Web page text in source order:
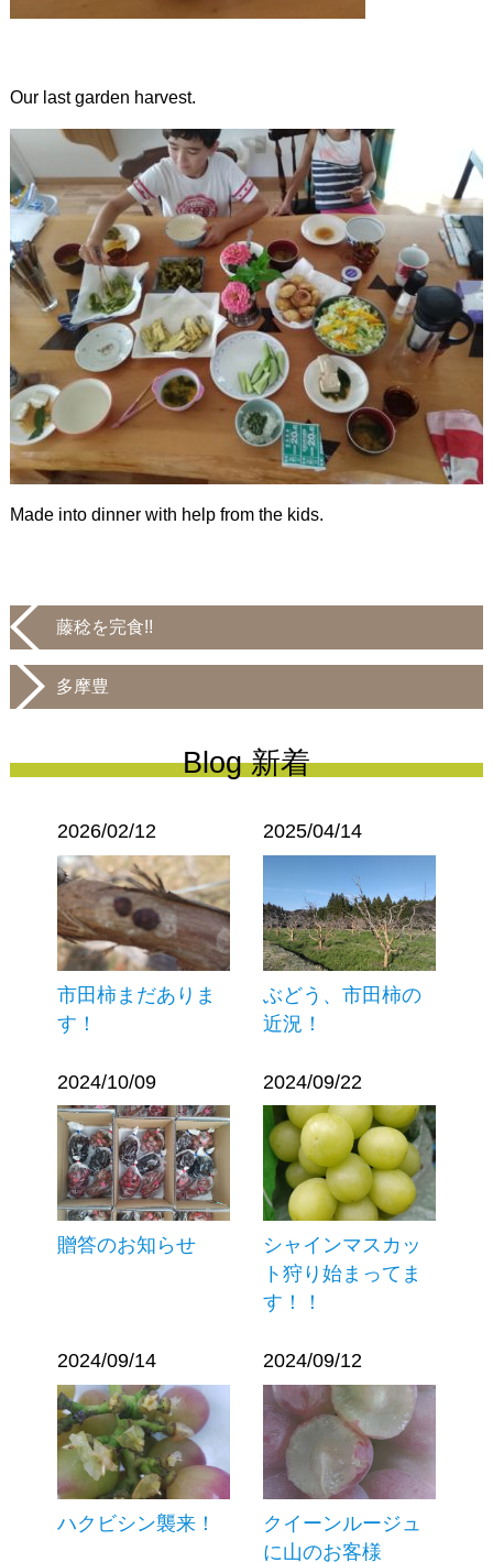
Our last garden harvest.
Made into dinner with help from the kids.
藤稔を完食!!
多摩豊
Blog 新着
2026/02/12
市田柿まだありま
す！
2025/04/14
ぶどう、市田柿の
近況！
2024/10/09
贈答のお知らせ
2024/09/22
シャインマスカッ
ト狩り始まってま
す！！
2024/09/14
ハクビシン襲来！
2024/09/12
クイーンルージュ
に山のお客様